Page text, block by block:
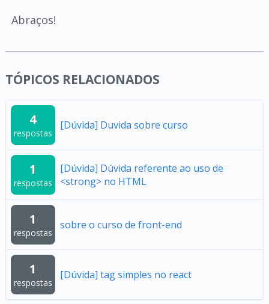
Abraços!
TÓPICOS RELACIONADOS
4
respostas
[Dúvida] Duvida sobre curso
1
respostas
[Dúvida] Dúvida referente ao uso de
<strong> no HTML
1
respostas
sobre o curso de front-end
1
respostas
[Dúvida] tag simples no react